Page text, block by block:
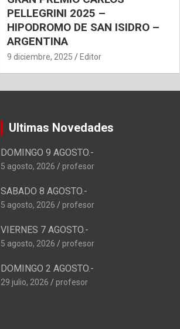
PELLEGRINI 2025 –
HIPODROMO DE SAN ISIDRO –
ARGENTINA
9 diciembre, 2025 Editor
Ultimas Novedades
DOMINGO 9 AGOSTO.-
5 agosto, 2026 profesor
SABADO 8 AGOSTO.-
5 agosto, 2026 profesor
VIERNES 7 AGOSTO.-
5 agosto, 2026 profesor
DOMINGO 2 AGOSTO.-
29 julio, 2026 profesor